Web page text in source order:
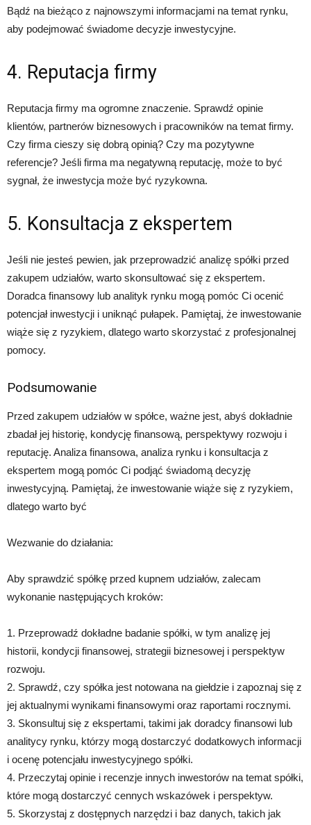
Bądź na bieżąco z najnowszymi informacjami na temat rynku,
aby podejmować świadome decyzje inwestycyjne.
4. Reputacja firmy
Reputacja firmy ma ogromne znaczenie. Sprawdź opinie
klientów, partnerów biznesowych i pracowników na temat firmy.
Czy firma cieszy się dobrą opinią? Czy ma pozytywne
referencje? Jeśli firma ma negatywną reputację, może to być
sygnał, że inwestycja może być ryzykowna.
5. Konsultacja z ekspertem
Jeśli nie jesteś pewien, jak przeprowadzić analizę spółki przed
zakupem udziałów, warto skonsultować się z ekspertem.
Doradca finansowy lub analityk rynku mogą pomóc Ci ocenić
potencjał inwestycji i uniknąć pułapek. Pamiętaj, że inwestowanie
wiąże się z ryzykiem, dlatego warto skorzystać z profesjonalnej
pomocy.
Podsumowanie
Przed zakupem udziałów w spółce, ważne jest, abyś dokładnie
zbadał jej historię, kondycję finansową, perspektywy rozwoju i
reputację. Analiza finansowa, analiza rynku i konsultacja z
ekspertem mogą pomóc Ci podjąć świadomą decyzję
inwestycyjną. Pamiętaj, że inwestowanie wiąże się z ryzykiem,
dlatego warto być
Wezwanie do działania:
Aby sprawdzić spółkę przed kupnem udziałów, zalecam
wykonanie następujących kroków:
1. Przeprowadź dokładne badanie spółki, w tym analizę jej
historii, kondycji finansowej, strategii biznesowej i perspektyw
rozwoju.
2. Sprawdź, czy spółka jest notowana na giełdzie i zapoznaj się z
jej aktualnymi wynikami finansowymi oraz raportami rocznymi.
3. Skonsultuj się z ekspertami, takimi jak doradcy finansowi lub
analitycy rynku, którzy mogą dostarczyć dodatkowych informacji
i ocenę potencjału inwestycyjnego spółki.
4. Przeczytaj opinie i recenzje innych inwestorów na temat spółki,
które mogą dostarczyć cennych wskazówek i perspektyw.
5. Skorzystaj z dostępnych narzędzi i baz danych, takich jak